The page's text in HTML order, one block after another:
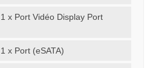
1 x Port Vidéo Display Port
1 x Port (eSATA)